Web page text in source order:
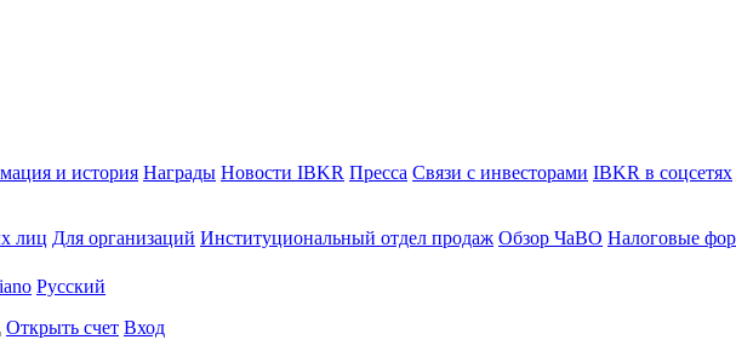
и история Награды Новости IBKR Пресса Связи с инвесторами IBKR в соцсетях
лиц Для организаций Институциональный отдел продаж Обзор ЧаВО Налоговые
Pусский
Открыть счет Вход